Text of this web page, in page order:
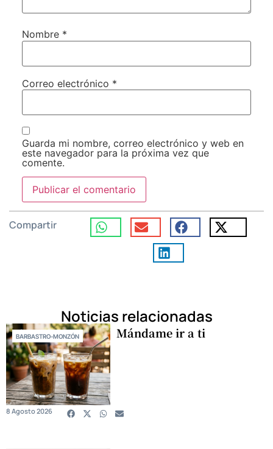
Nombre *
Correo electrónico *
Guarda mi nombre, correo electrónico y web en
este navegador para la próxima vez que
comente.
Compartir
Noticias relacionadas
BARBASTRO-MONZÓN Mándame ir a ti
8 Agosto 2026